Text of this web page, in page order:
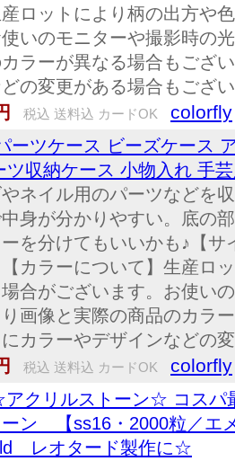
ロットにより柄の出方や
いのモニターや撮影時の
ラーが異なる場合もござ
の変更がある場合もござ
税込 送料込 カードOK colorfly
ーツケース ビーズケース
ツ収納ケース 小物入れ 手
ネイル用のパーツなどを
身が分かりやすい。底の
を分けてもいいかも♪【
カラーについて】生産ロ
合がございます。お使い
画像と実際の商品のカラ
カラーやデザインなどの
税込 送料込 カードOK colorfly
クリルストーン☆ コス
ーン 【ss16・2000粒／
レオタード製作に☆